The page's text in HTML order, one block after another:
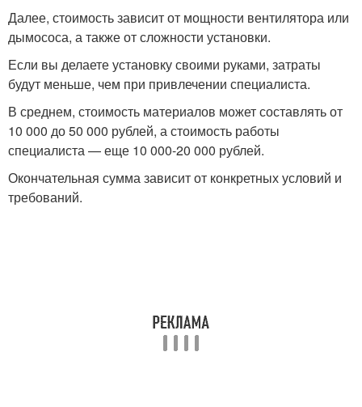
Далее, стоимость зависит от мощности вентилятора или
дымососа, а также от сложности установки.
Если вы делаете установку своими руками, затраты
будут меньше, чем при привлечении специалиста.
В среднем, стоимость материалов может составлять от
10 000 до 50 000 рублей, а стоимость работы
специалиста — еще 10 000-20 000 рублей.
Окончательная сумма зависит от конкретных условий и
требований.